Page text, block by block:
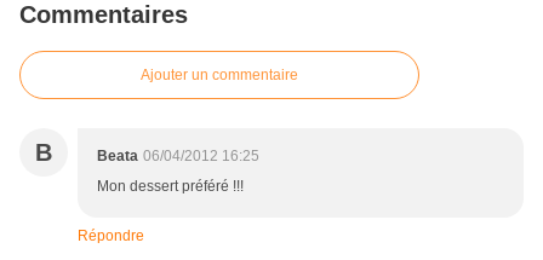
Commentaires
Ajouter un commentaire
B Beata 06/04/2012 16:25
Mon dessert préféré !!!
Répondre